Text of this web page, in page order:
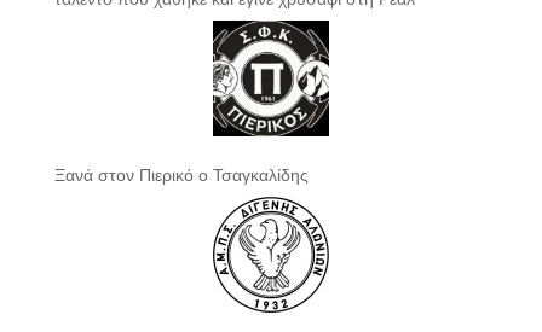
Ξανά στον Πιερικό ο Τσαγκαλίδης